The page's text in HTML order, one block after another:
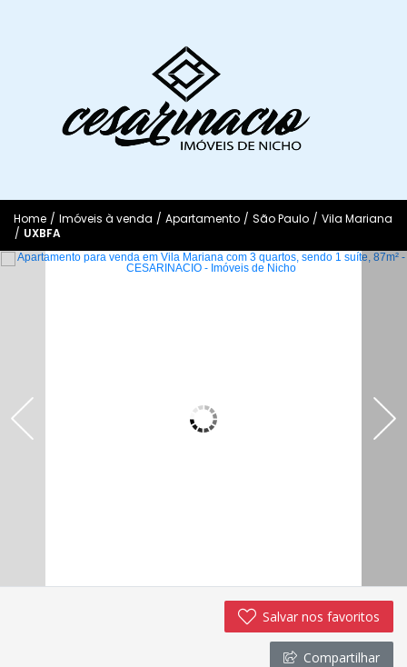
Home / Imóveis à venda / Apartamento / São Paulo / Vila Mariana
/ UXBFA
Salvar nos favoritos
Compartilhar